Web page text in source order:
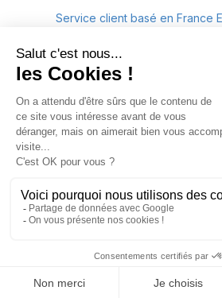
Service client basé en France
Livraison
gratuit pendant 30 jours*
À propos
La marque Lookbook